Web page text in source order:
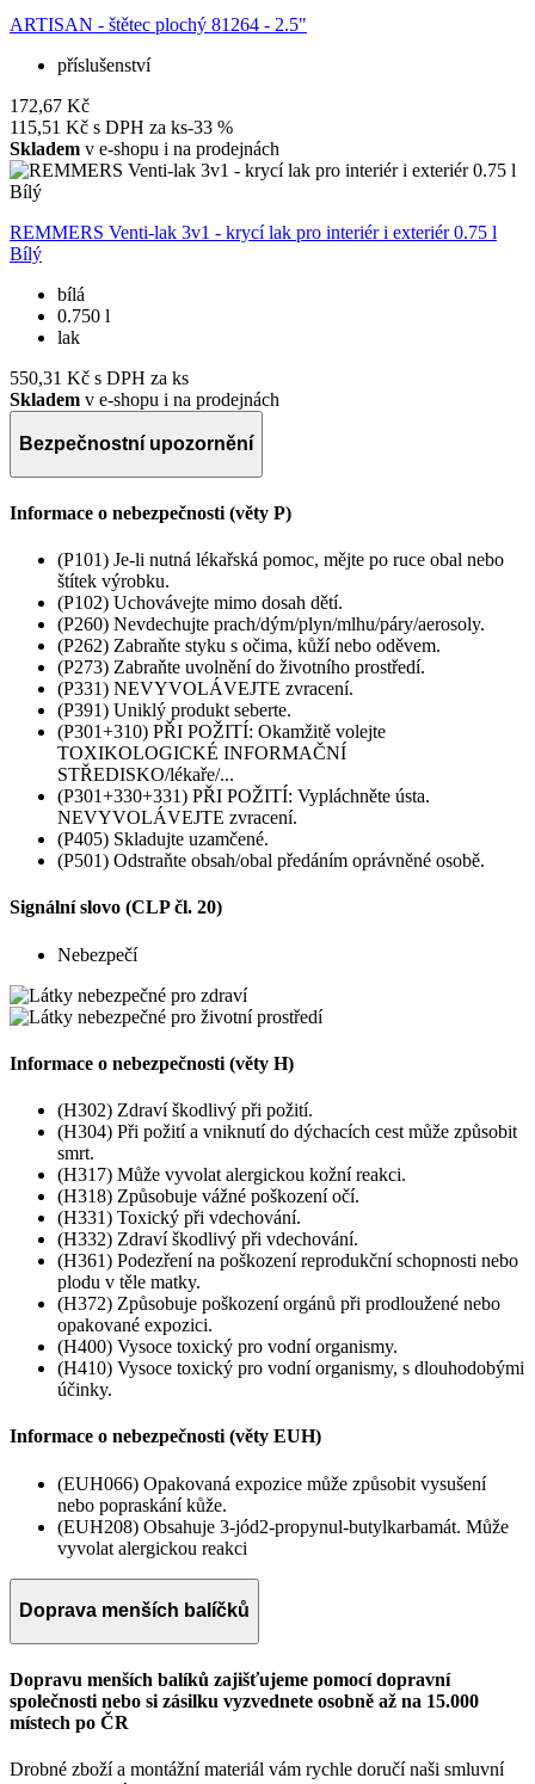
ARTISAN - štětec plochý 81264 - 2.5"
příslušenství
172,67 Kč
115,51 Kč s DPH za ks-33 %
Skladem v e-shopu i na prodejnách
REMMERS Venti-lak 3v1 - krycí lak pro interiér i exteriér 0.75 l
Bílý
bílá
0.750 l
lak
550,31 Kč s DPH za ks
Skladem v e-shopu i na prodejnách
Bezpečnostní upozornění
Informace o nebezpečnosti (věty P)
(P101) Je-li nutná lékařská pomoc, mějte po ruce obal nebo
štítek výrobku.
(P102) Uchovávejte mimo dosah dětí.
(P260) Nevdechujte prach/dým/plyn/mlhu/páry/aerosoly.
(P262) Zabraňte styku s očima, kůží nebo oděvem.
(P273) Zabraňte uvolnění do životního prostředí.
(P331) NEVYVOLÁVEJTE zvracení.
(P391) Uniklý produkt seberte.
(P301+310) PŘI POŽITÍ: Okamžitě volejte
TOXIKOLOGICKÉ INFORMAČNÍ
STŘEDISKO/lékaře/...
(P301+330+331) PŘI POŽITÍ: Vypláchněte ústa.
NEVYVOLÁVEJTE zvracení.
(P405) Skladujte uzamčené.
(P501) Odstraňte obsah/obal předáním oprávněné osobě.
Signální slovo (CLP čl. 20)
Nebezpečí
Informace o nebezpečnosti (věty H)
(H302) Zdraví škodlivý při požití.
(H304) Při požití a vniknutí do dýchacích cest může způsobit
smrt.
(H317) Může vyvolat alergickou kožní reakci.
(H318) Způsobuje vážné poškození očí.
(H331) Toxický při vdechování.
(H332) Zdraví škodlivý při vdechování.
(H361) Podezření na poškození reprodukční schopnosti nebo
plodu v těle matky.
(H372) Způsobuje poškození orgánů při prodloužené nebo
opakované expozici.
(H400) Vysoce toxický pro vodní organismy.
(H410) Vysoce toxický pro vodní organismy, s dlouhodobými
účinky.
Informace o nebezpečnosti (věty EUH)
(EUH066) Opakovaná expozice může způsobit vysušení
nebo popraskání kůže.
(EUH208) Obsahuje 3-jód2-propynul-butylkarbamát. Může
vyvolat alergickou reakci
Doprava menších balíčků
Dopravu menších balíků zajišťujeme pomocí dopravní
společnosti nebo si zásilku vyzvednete osobně až na 15.000
místech po ČR
Drobné zboží a montážní materiál vám rychle doručí naši smluvní